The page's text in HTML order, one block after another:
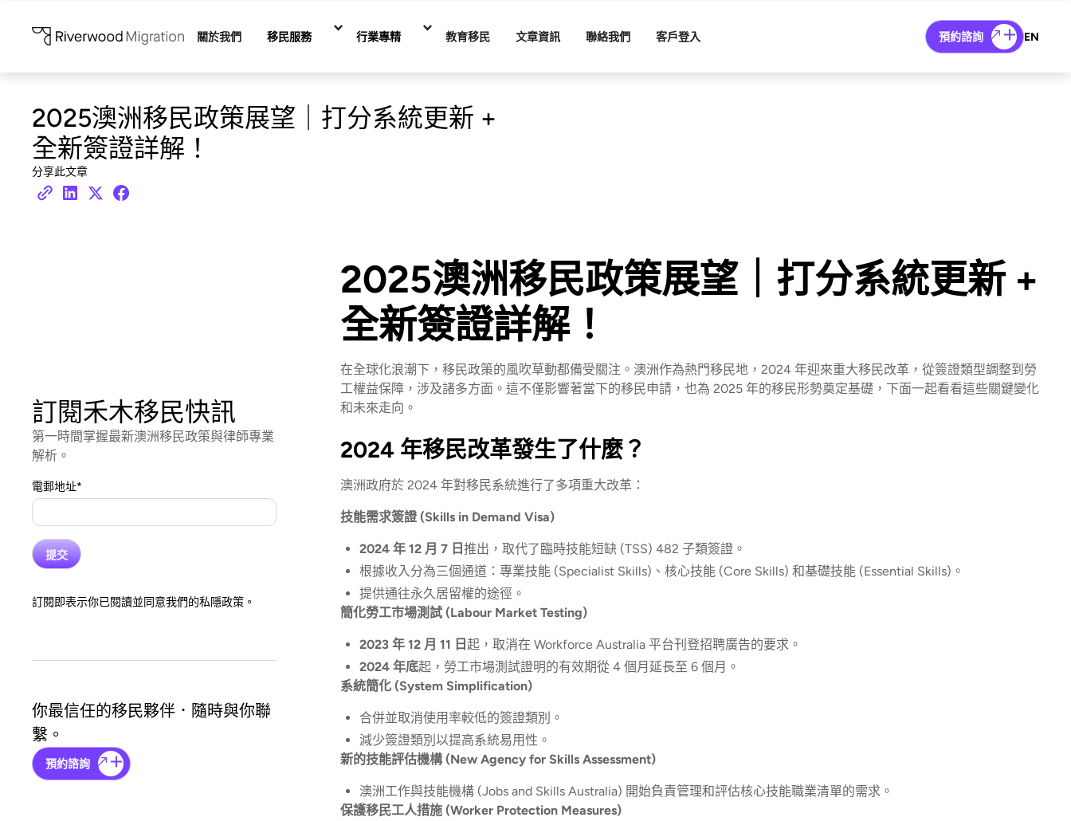
關於我們 移民服務 行業專精 教育移民 文章資訊 聯絡我們 客戶登入 預約諮詢 EN
2025澳洲移民政策展望｜打分系統更新 +
全新簽證詳解！
分享此文章
訂閱禾木移民快訊
第一時間掌握最新澳洲移民政策與律師專業
解析。
電郵地址*
訂閱即表示你已閱讀並同意我們的私隱政策。
你最信任的移民夥伴．隨時與你聯
繫。
預約諮詢
2025澳洲移民政策展望｜打分系統更新 +
全新簽證詳解！
在全球化浪潮下，移民政策的風吹草動都備受關注。澳洲作為熱門移民地，2024 年迎來重大移民改革，從簽證類型調整到勞
工權益保障，涉及諸多方面。這不僅影響著當下的移民申請，也為 2025 年的移民形勢奠定基礎，下面一起看看這些關鍵變化
和未來走向。
2024 年移民改革發生了什麼？
澳洲政府於 2024 年對移民系統進行了多項重大改革：
技能需求簽證 (Skills in Demand Visa)
2024 年 12 月 7 日 推出，取代了臨時技能短缺 (TSS) 482 子類簽證。
根據收入分為三個通道：專業技能 (Specialist Skills)、核心技能 (Core Skills) 和基礎技能 (Essential Skills)。
提供通往永久居留權的途徑。
簡化勞工市場測試 (Labour Market Testing)
2023 年 12 月 11 日 起，取消在 Workforce Australia 平台刊登招聘廣告的要求。
2024 年底起，勞工市場測試證明的有效期從 4 個月延長至 6 個月。
系統簡化 (System Simplification)
合併並取消使用率較低的簽證類別。
減少簽證類別以提高系統易用性。
新的技能評估機構 (New Agency for Skills Assessment)
澳洲工作與技能機構 (Jobs and Skills Australia) 開始負責管理和評估核心技能職業清單的需求。
保護移民工人措施 (Worker Protection Measures)